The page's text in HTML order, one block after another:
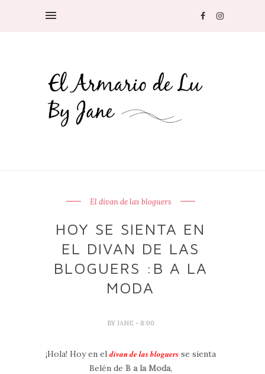
El divan de las bloguers
HOY SE SIENTA EN
EL DIVAN DE LAS
BLOGUERS :B A LA
MODA
BY JANE - 8:00
¡Hola! Hoy en eldivan de las bloguersse sienta
Belén de B a la Moda,